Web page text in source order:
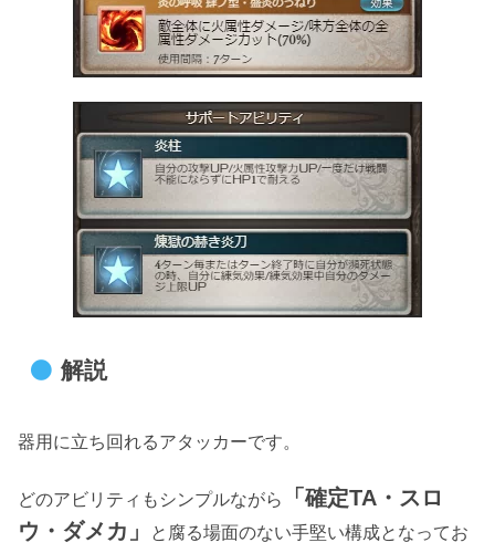
解説
器用に立ち回れるアタッカーです。
どのアビリティもシンプルながら
「確定TA・スロ
ウ・ダメカ」
と腐る場面のない手堅い構成となってお